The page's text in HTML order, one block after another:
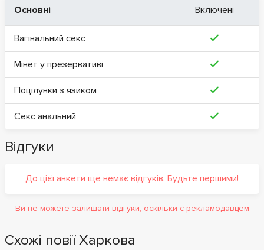
Основні Включені
Вагінальний секс
Мінет у презервативі
Поцілунки з язиком
Секс анальний
Відгуки
До цієї анкети ще немає відгуків. Будьте першими!
Ви не можете залишати відгуки, оскільки є рекламодавцем
Схожі повії Харкова